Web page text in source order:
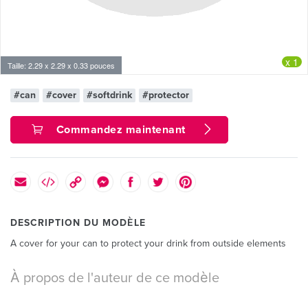
Taille: 2.29 x 2.29 x 0.33 pouces x 1
#can #cover #softdrink #protector
Commandez maintenant
DESCRIPTION DU MODÈLE
A cover for your can to protect your drink from outside elements
À propos de l'auteur de ce modèle